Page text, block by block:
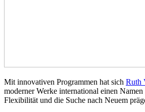
Mit innovativen Programmen hat sich Ruth
moderner Werke international einen
Flexibilität und die Suche nach Neuem